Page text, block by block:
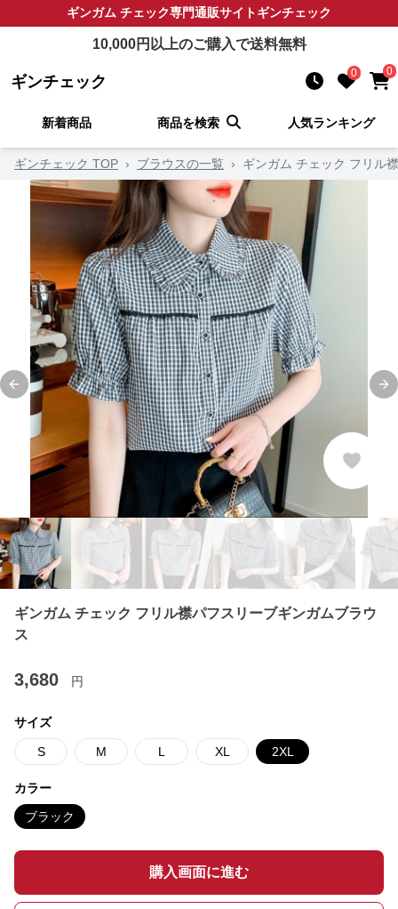
ギンガム チェック専門通販サイトギンチェック
10,000円以上のご購入で送料無料
ギンチェック 0 0
新着商品 商品を検索 人気ランキング
ギンチェック TOP › ブラウスの一覧 › ギンガム チェック フリル
Previous slide
ギンガム チェック フリル襟パフスリーブギンガムブラウ
ス
3,680 円
サイズ
S M L XL 2XL
カラー
ブラック
購入画面に進む